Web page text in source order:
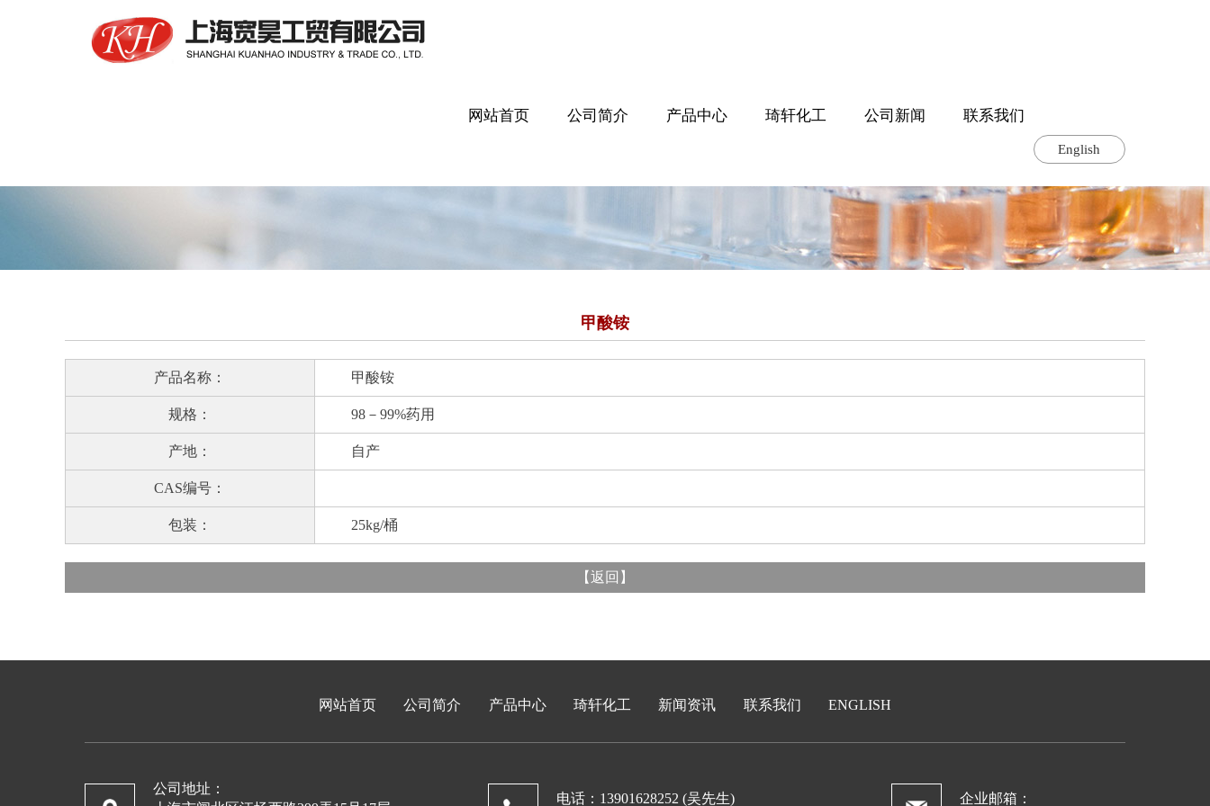
网站首页 公司简介 产品中心 琦轩化工 公司新闻 联系我们
English
甲酸铵
产品名称： 甲酸铵
规格： 98－99%药用
产地： 自产
CAS编号：
包装： 25kg/桶
【返回 】
网站首页 公司简介 产品中心 琦轩化工 新闻资讯 联系我们 ENGLISH
公司地址：
电话：13901628252 (吴先生) 企业邮箱：